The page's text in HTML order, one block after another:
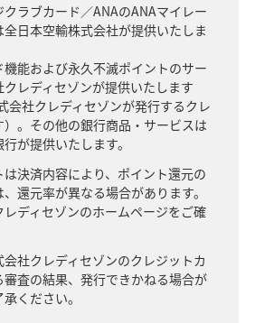
ラブカード／ANAのANAマイレー
日本空輸株式会社が提供いたしま
能および永久不滅ポイントのサー
レディセゾンが提供いたします
会社クレディセゾンが発行するクレ
。その他の銀行商品・サービスは
が提供いたします。
決済内容により、ポイント還元の
還元率が異なる場合があります。
ディセゾンのホームページをご確
社クレディセゾンのクレジットカ
査の結果、発行できかねる場合が
ください。